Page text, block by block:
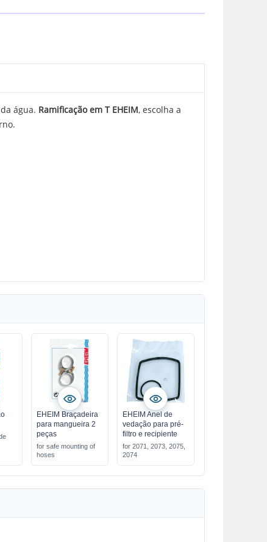
água. Ramificação em T EHEIM, escolha a
EHEIM Braçadeira
para mangueira 2
peças
for safe mounting of
hoses
EHEIM Anel de
vedação para pré-
filtro e recipiente
for 2071, 2073, 2075,
2074